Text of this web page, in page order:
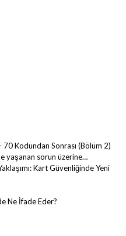
Kodundan Sonrası (Bölüm 2)
yaşanan sorun üzerine…
Kart Güvenliğinde Yeni
Ne İfade Eder?